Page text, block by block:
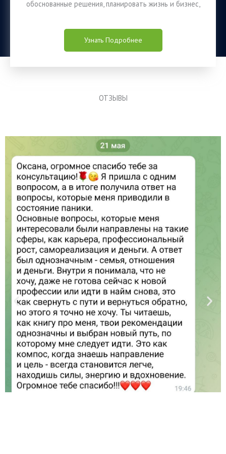
обоснованные решения, планировать жизнь и бизнес,
Узнать Подробнее
ОТЗЫВЫ